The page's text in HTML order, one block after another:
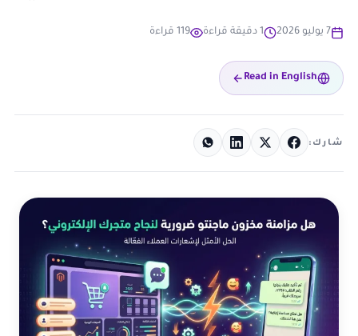
7 يوليو 2026 1 دقيقة قراءة 119 قراءة
Read in English
شارك: